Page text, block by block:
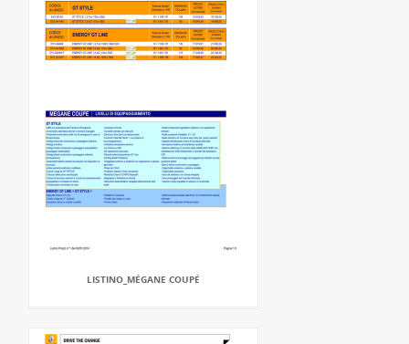
LISTINO_MÉGANE COUPÉ